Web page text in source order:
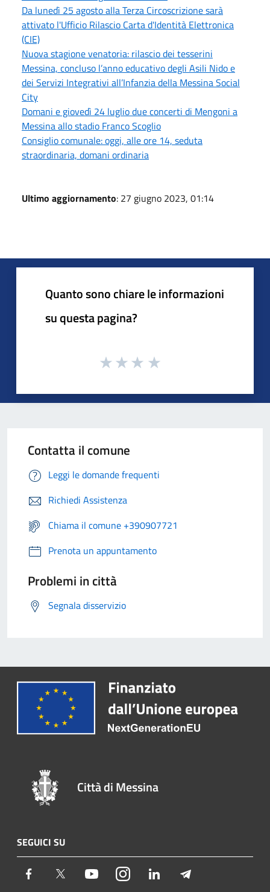
Da lunedì 25 agosto alla Terza Circoscrizione sarà
attivato l'Ufficio Rilascio Carta d'Identità Elettronica
(CIE)
Nuova stagione venatoria: rilascio dei tesserini
Messina, concluso l’anno educativo degli Asili Nido e
dei Servizi Integrativi all’Infanzia della Messina Social
City
Domani e giovedì 24 luglio due concerti di Mengoni a
Messina allo stadio Franco Scoglio
Consiglio comunale: oggi, alle ore 14, seduta
straordinaria, domani ordinaria
Ultimo aggiornamento: 27 giugno 2023, 01:14
Quanto sono chiare le informazioni
su questa pagina?
Contatta il comune
Leggi le domande frequenti
Richiedi Assistenza
Chiama il comune +390907721
Prenota un appuntamento
Problemi in città
Segnala disservizio
Città di Messina
SEGUICI SU
Facebook Twitter YoutubeInstagram LinkedIn